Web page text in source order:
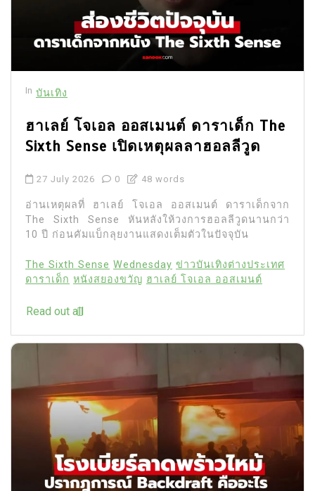
In บันเทิง
ฮาเลย์ โจเอล ออสเมนต์ ดาราเด็ก The
Sixth Sense เปิดเหตุผลลาฮอลลีวูด
27 July 2026 0 48 words
อ่านเหตุผลที่ ฮาเลย์ โจเอล ออสเมนต์ ดาราเด็กจาก
The Sixth Sense หันหลังให้วงการฮอลลีวูดนานกว่า
10 ปี ก่อนคัมแบ็กลุยงานแสดงเต็มตัวในปัจจุบัน
The Sixth Sense Wednesday ข่าวบันเทิงต่างประเทศ
ดาราเด็ก หนังสยองขวัญ ฮาเลย์ โจเอล ออสเมนต์
Read out all